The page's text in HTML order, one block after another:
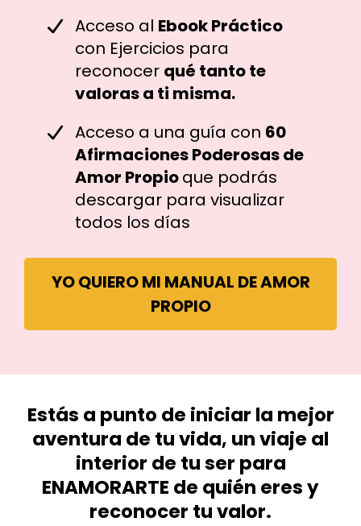
Acceso al Ebook Práctico
con Ejercicios para
reconocer qué tanto te
valoras a ti misma.
Acceso a una guía con 60
Afirmaciones Poderosas de
Amor Propioque podrás
descargar para visualizar
todos los días
YO QUIERO MI MANUAL DE AMOR
PROPIO
Estás a punto de iniciar la mejor
aventura de tu vida, un viaje al
interior de tu ser para
ENAMORARTE de quién eres y
reconocer tu valor.